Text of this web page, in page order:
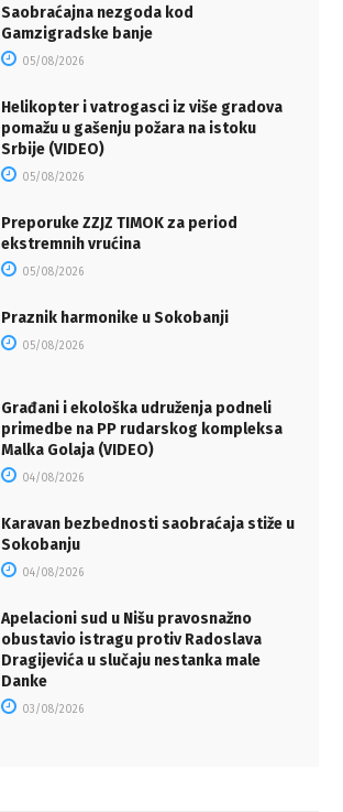
Saobraćajna nezgoda kod
Gamzigradske banje
05/08/2026
Helikopter i vatrogasci iz više gradova
pomažu u gašenju požara na istoku
Srbije (VIDEO)
05/08/2026
Preporuke ZZJZ TIMOK za period
ekstremnih vrućina
05/08/2026
Praznik harmonike u Sokobanji
05/08/2026
Građani i ekološka udruženja podneli
primedbe na PP rudarskog kompleksa
Malka Golaja (VIDEO)
04/08/2026
Karavan bezbednosti saobraćaja stiže u
Sokobanju
04/08/2026
Apelacioni sud u Nišu pravosnažno
obustavio istragu protiv Radoslava
Dragijevića u slučaju nestanka male
Danke
03/08/2026